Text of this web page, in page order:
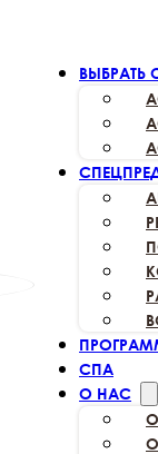
ВЫБРАТЬ
СПА
О НАС